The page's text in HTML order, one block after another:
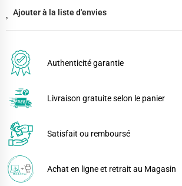
Ajouter à la liste d'envies
Authenticité garantie
Livraison gratuite selon le panier
Satisfait ou remboursé
Achat en ligne et retrait au Magasin